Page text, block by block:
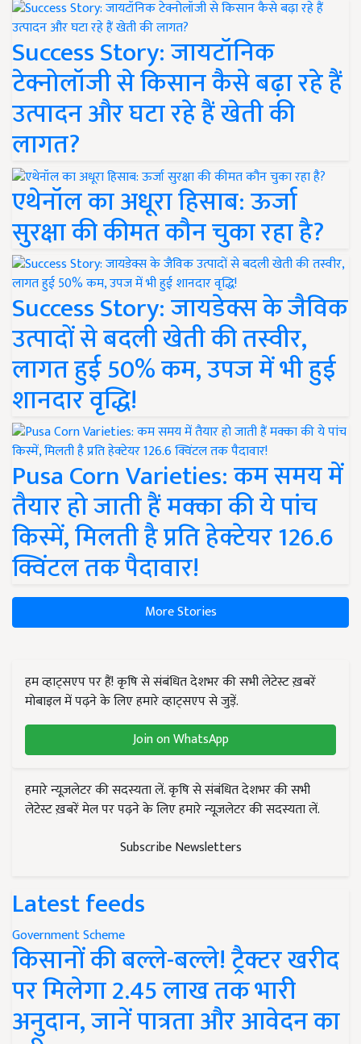
Success Story: जायटॉनिक
टेक्नोलॉजी से किसान कैसे बढ़ा रहे हैं
उत्पादन और घटा रहे हैं खेती की
लागत?
एथेनॉल का अधूरा हिसाब: ऊर्जा
सुरक्षा की कीमत कौन चुका रहा है?
Success Story: जायडेक्स के जैविक
उत्पादों से बदली खेती की तस्वीर,
लागत हुई 50% कम, उपज में भी हुई
शानदार वृद्धि!
Pusa Corn Varieties: कम समय में
तैयार हो जाती हैं मक्का की ये पांच
किस्में, मिलती है प्रति हेक्टेयर 126.6
क्विंटल तक पैदावार!
More Stories
हम व्हाट्सएप पर हैं! कृषि से संबंधित देशभर की सभी लेटेस्ट ख़बरें
मोबाइल में पढ़ने के लिए हमारे व्हाट्सएप से जुड़ें.
Join on WhatsApp
हमारे न्यूज़लेटर की सदस्यता लें. कृषि से संबंधित देशभर की सभी
लेटेस्ट ख़बरें मेल पर पढ़ने के लिए हमारे न्यूज़लेटर की सदस्यता लें.
Subscribe Newsletters
Latest feeds
Government Scheme
किसानों की बल्ले-बल्ले! ट्रैक्टर खरीद
पर मिलेगा 2.45 लाख तक भारी
अनुदान, जानें पात्रता और आवेदन का